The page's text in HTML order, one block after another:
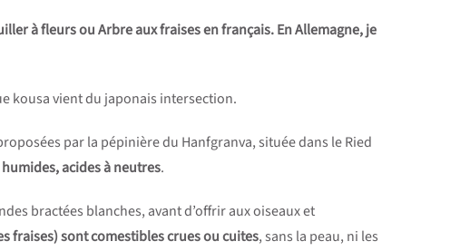
à fleurs ou Arbre aux fraises en français. En Allemagne, je
kousa vient du japonais intersection.
par la pépinière du Hanfgranva, située dans le Ried
acides à neutres.
bractées blanches, avant d’offrir aux oiseaux et
fraises) sont comestibles crues ou cuites, sans la peau, ni les